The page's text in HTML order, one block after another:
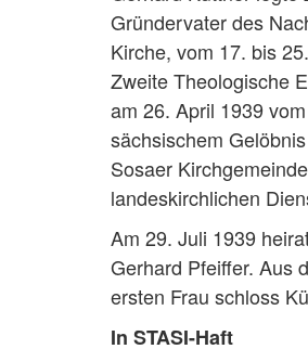
Gründervater des
Kirche, vom 17. bis
Zweite Theologische
am 26. April 1939
sächsischem
Sosaer
landeskirchlichen
Am 29. Juli 1939
Gerhard Pfeiffer. Aus
ersten Frau schloss
In STASI-Haft